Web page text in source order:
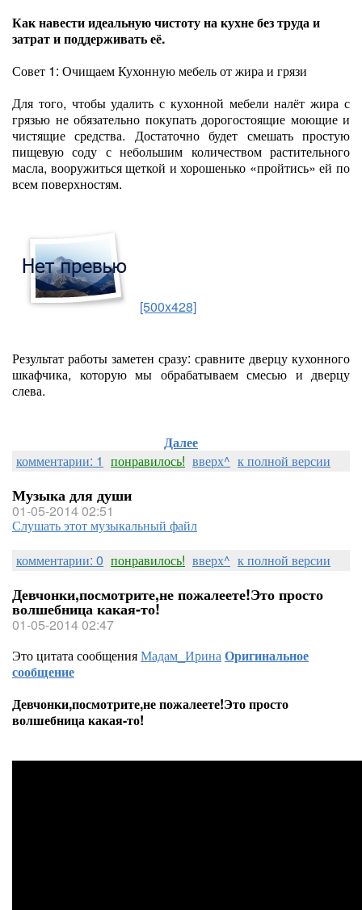
Как навести идеальную чистоту на кухне без труда и
затрат и поддерживать её.
Совет 1: Очищаем Кухонную мебель от жира и грязи
Для того, чтобы удалить с кухонной мебели налёт жира с
грязью не обязательно покупать дорогостоящие моющие и
чистящие средства. Достаточно будет смешать простую
пищевую соду с небольшим количеством растительного
масла, вооружиться щеткой и хорошенько «пройтись» ей по
всем поверхностям.
[500x428]
Результат работы заметен сразу: сравните дверцу кухонного
шкафчика, которую мы обрабатываем смесью и дверцу
слева.
Далее
комментарии: 1 понравилось! вверх^ к полной версии
Музыка для души
01-05-2014 02:51
Слушать этот музыкальный файл
комментарии: 0 понравилось! вверх^ к полной версии
Девчонки,посмотрите,не пожалеете!Это просто
волшебница какая-то!
01-05-2014 02:47
Это цитата сообщенияМадам_ИринаОригинальное
сообщение
Девчонки,посмотрите,не пожалеете!Это просто
волшебница какая-то!